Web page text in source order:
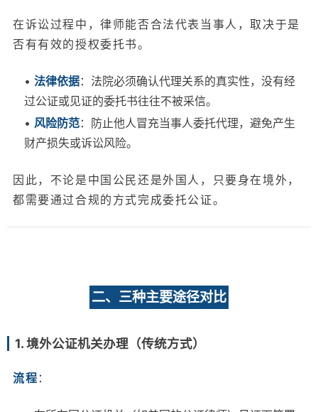
在诉讼过程中，律师能否合法代表当事人，取决于是
否有有效的授权委托书。
• 法律依据：法院必须确认代理关系的真实性，没有经
过公证或见证的委托书往往不被采信。
• 风险防范：防止他人冒充当事人委托代理，避免产生
财产损失或诉讼风险。
因此，不论是中国公民还是外国人，只要身在境外，
都需要通过合规的方式完成委托公证。
二、三种主要途径对比
1. 境外公证机关办理（传统方式）
流程 ：